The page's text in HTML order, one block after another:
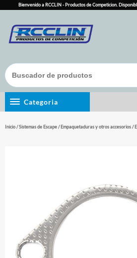
content
Bienvenido a RCCLIN - Productos de Competicion.
Categoria
Inicio/Sistemas de Escape/Empaquetaduras y otros accesorios/